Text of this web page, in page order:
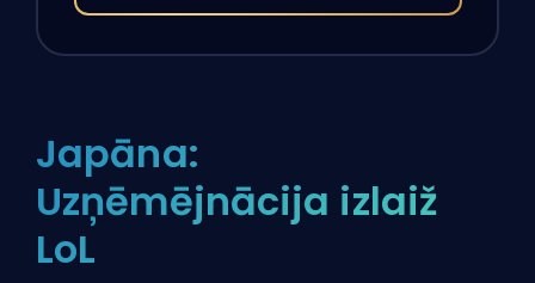
Japāna:
Uzņēmējnācija izlaiž
LoL